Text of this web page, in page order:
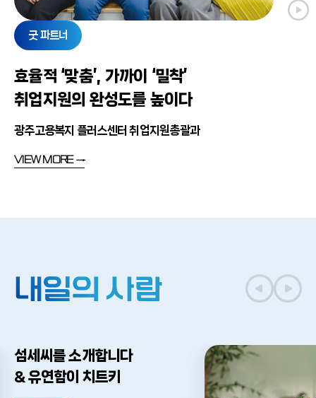
굿 파트너
효율적 ‘맞춤’, 가까이 ‘밀착’
취업지원의 완성도를 높이다
광주고용복지 플러스센터 취업지원총괄과
VIEW MORE →
내일의 사람
섬세씨를 소개합니다
& 유연함이 치트키